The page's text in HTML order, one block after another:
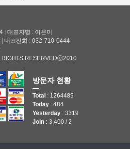
| 대표자명 : 이은미
대표전화 : 032-710-0444
RIGHTS RESERVEDⓒ2010
방문자 현황
Total : 1264489
Today : 484
Yesterday : 3319
Join : 3,400 / 2